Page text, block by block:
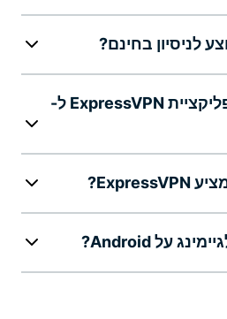
איך אוכל לדעת אם אפליקציית ExpressVPN ל-